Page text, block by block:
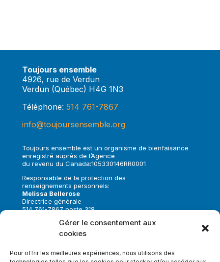
Gérer le consentement aux
cookies
Pour offrir les meilleures expériences, nous utilisons des
Toujours ensemble
4926, rue de Verdun
Verdun (Québec) H4G 1N3
Téléphone: 514 761-7867
info@toujoursensemble.org
Toujours ensemble est un organisme de bienfaisance
enregistré auprès de l’Agence
du revenu du Canada:105330146RR0001
Responsable de la protection des
renseignements personnels:
Melissa Bellerose
Directrice générale
514 761-7867 poste 318